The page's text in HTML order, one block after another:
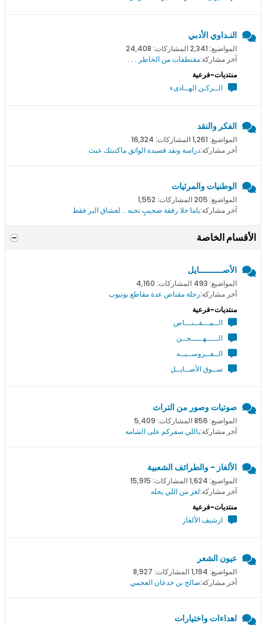
النـداوي الأدبي
المواضيع: 2,341 المشاركات: 24,408
آخر مشاركة:مقتطفات من الخاطر . . .
منتديات-فرعية
الــركـن الهــادىء
الفكر والنقد
المواضيع: 1,261 المشاركات: 16,324
آخر مشاركة:دراسة ونقد قصيدة الواثق ماكتبتك عبث
الوطنيات والمرثيات
المواضيع: 205 المشاركات: 1,552
آخر مشاركة:ياما حلا رفقة صحيبٍ تحبه .. لعشاق البر فقط
الأقسام الخاصة
الأصــــــــــايل
المواضيع: 493 المشاركات: 4,160
آخر مشاركة:رحلة مقناص عدة مقاطع يوتيوب
منتديات-فرعية
الــمـــقــنـــاص
الـــــهـــــجــن
الــفــروســيــه
ســوق الأصــايــل
صوتيات وصور من التراث
المواضيع: 856 المشاركات: 5,409
آخر مشاركة:ياللي سفركم على الشامه
الألغاز - والطرائف الشعبية
المواضيع: 1,624 المشاركات: 15,915
آخر مشاركة:لغز من اللي يحله
منتديات-فرعية
ارشيف الألغاز
عيون الشعر
المواضيع: 1,194 المشاركات: 8,927
آخر مشاركة:صالح بن خدعان العجمي
اهداءات واختيارات